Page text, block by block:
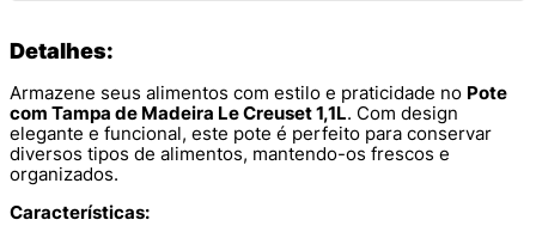
Detalhes:
Armazene seus alimentos com estilo e praticidade no Pote
com Tampa de Madeira Le Creuset 1,1L. Com design
elegante e funcional, este pote é perfeito para conservar
diversos tipos de alimentos, mantendo-os frescos e
organizados.
Características: